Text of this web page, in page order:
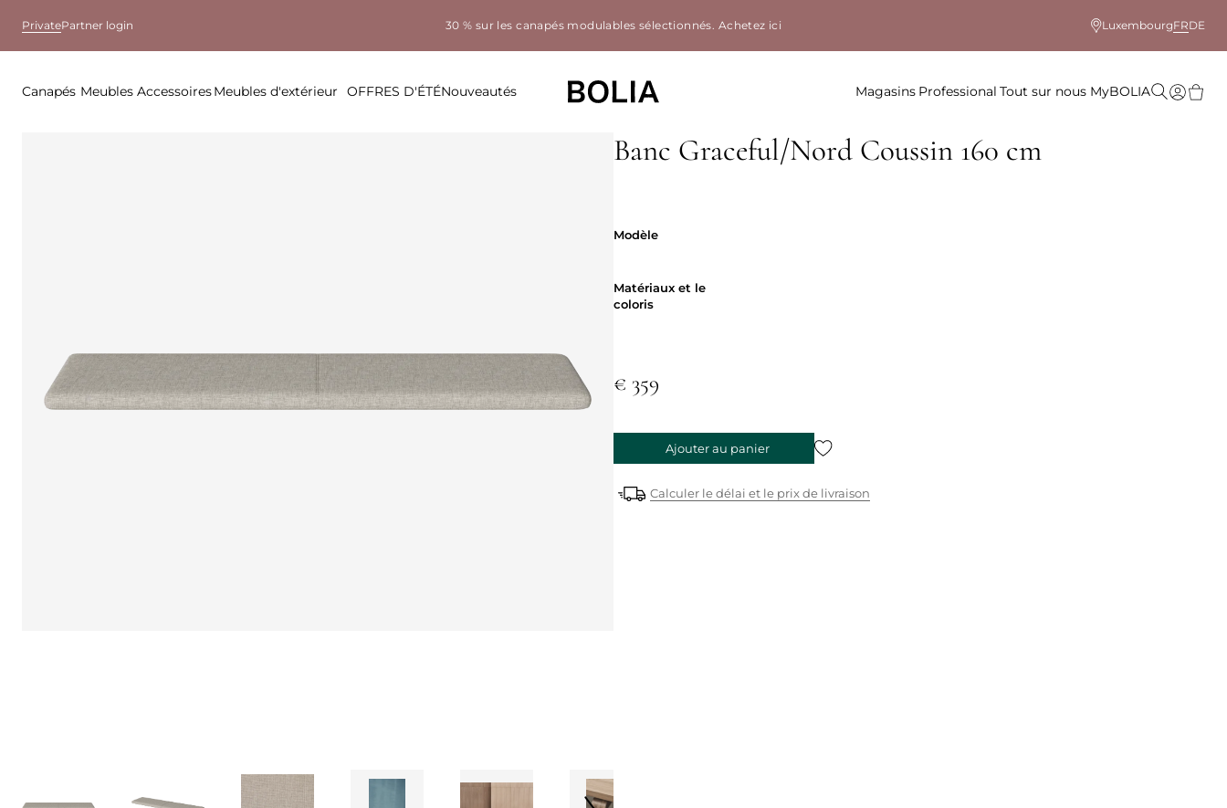
PrivatePartner login 30 % sur les canapés modulables sélectionnés. Achetez ici LuxembourgFRDE
Canapés Meubles AccessoiresMeubles d'extérieur OFFRES D'ÉTÉNouveautés Magasins Professional Tout sur nous MyBOLIA
Banc Graceful/Nord Coussin 160 cm
Modèle
Matériaux et le
coloris
€ 359
Ajouter au panier
Calculer le délai et le prix de livraison